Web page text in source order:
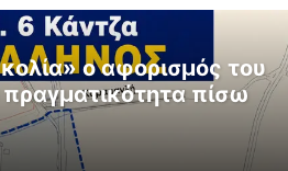
ΔΗΜΟΤΙΚΕΣ ΕΚΛΟΓΕΣ
ΠΑΡΑ-ΔΗΜΟΤΙΚΑ
ο αφορισμός του
πίσω